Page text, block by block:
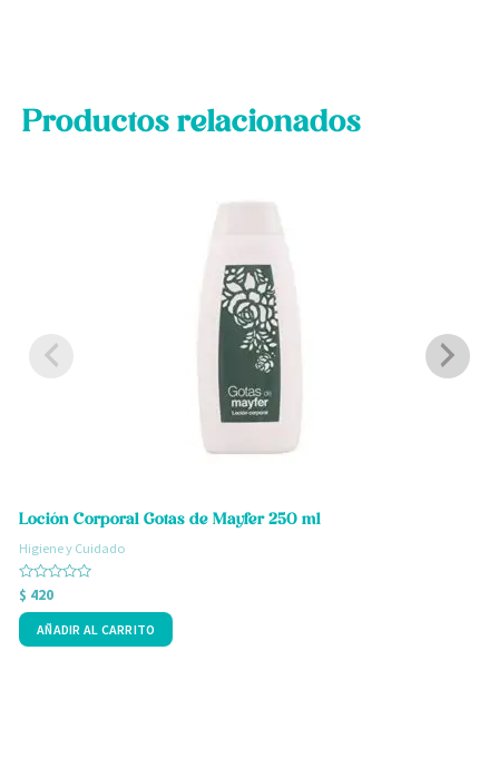
Productos relacionados
Loción Corporal Gotas de Mayfer 250 ml
Higiene y Cuidado
Valorado
con
0
5
$ 420
AÑADIR AL CARRITO